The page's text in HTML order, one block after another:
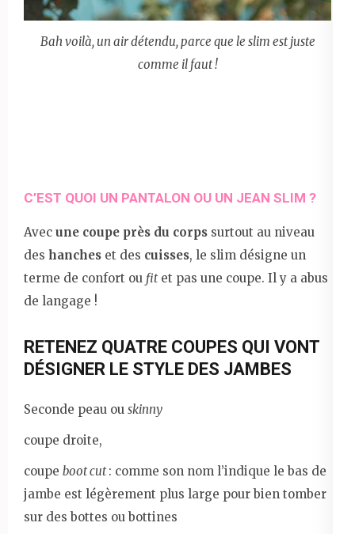
Bah voilà, un air détendu, parce que le slim est juste
comme il faut !
C’EST QUOI UN PANTALON OU UN JEAN SLIM ?
Avec une coupe près du corps surtout au niveau
des hanches et des cuisses, le slim désigne un
terme de confort ou fit et pas une coupe. Il y a abus
de langage !
RETENEZ QUATRE COUPES QUI VONT
DÉSIGNER LE STYLE DES JAMBES
Seconde peau ou skinny
coupe droite,
coupe boot cut : comme son nom l’indique le bas de
jambe est légèrement plus large pour bien tomber
sur des bottes ou bottines